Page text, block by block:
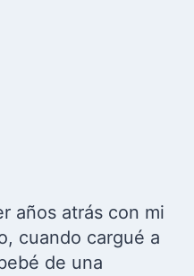
años atrás con mi
cuando cargué a
de una